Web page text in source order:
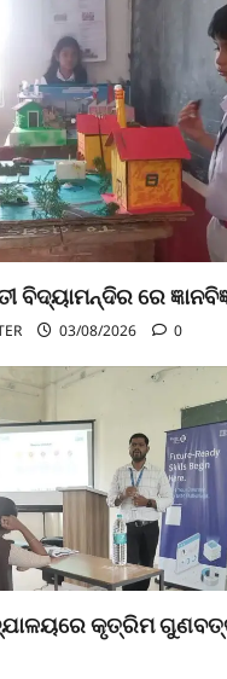
ବିଦ୍ୟାମନ୍ଦିର ରେ
03/08/2026 0
କୃତ୍ରିମ